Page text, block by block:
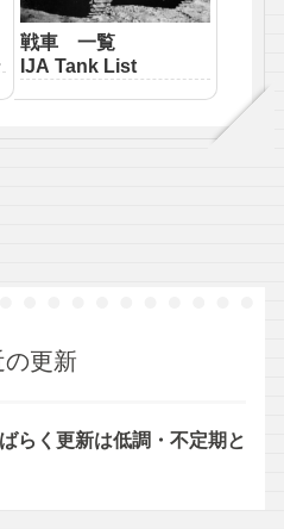
戦車 一覧
IJA Tank List
の更新
らく更新は低調・不定期と